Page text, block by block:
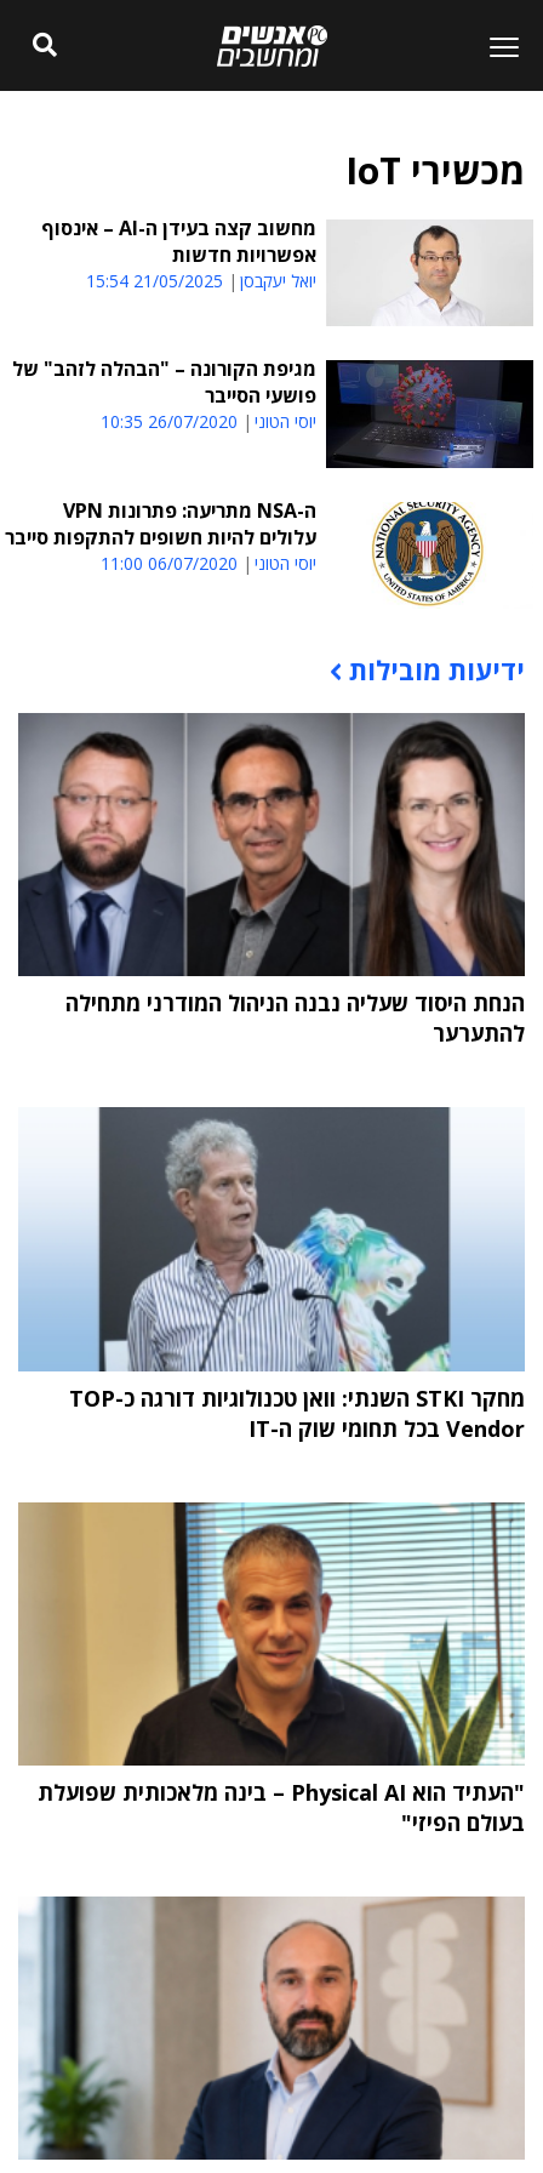
מכשירי IoT
מחשוב קצה בעידן ה-AI – אינסוף
אפשרויות חדשות
יואל יעקבסן 21/05/2025 15:54
מגיפת הקורונה – "הבהלה לזהב" של
פושעי הסייבר
יוסי הטוני 26/07/2020 10:35
ה-NSA מתריעה: פתרונות VPN
עלולים להיות חשופים להתקפות סייבר
יוסי הטוני 06/07/2020 11:00
תוכן פרסומי
ידיעות מובילות
הנחת היסוד שעליה נבנה הניהול המודרני מתחילה
להתערער
מחקר STKI השנתי: וואן טכנולוגיות דורגה כ-TOP
Vendor בכל תחומי שוק ה-IT
"העתיד הוא Physical AI – בינה מלאכותית שפועלת
בעולם הפיזי"